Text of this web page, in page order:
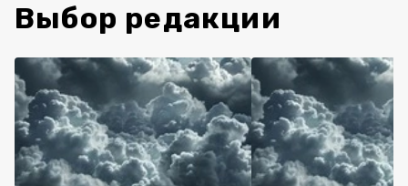
Выбор редакции